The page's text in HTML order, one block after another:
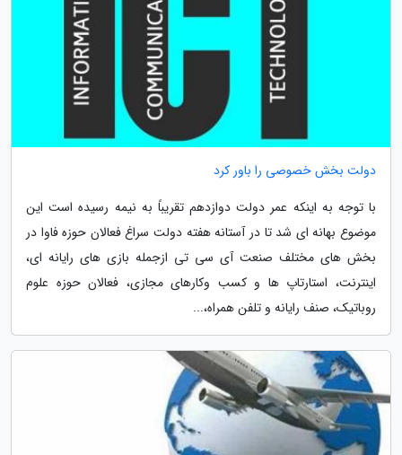
دولت بخش خصوصی را باور کرد
با توجه به اینکه عمر دولت دوازدهم تقریباً به نیمه رسیده است این
موضوع بهانه ای شد تا در آستانه هفته دولت سراغ فعالان حوزه فاوا در
بخش های مختلف صنعت آی سی تی ازجمله بازی های رایانه ای،
اینترنت، استارتاپ ها و کسب وکارهای مجازی، فعالان حوزه علوم
روباتیک، صنف رایانه و تلفن همراه،...